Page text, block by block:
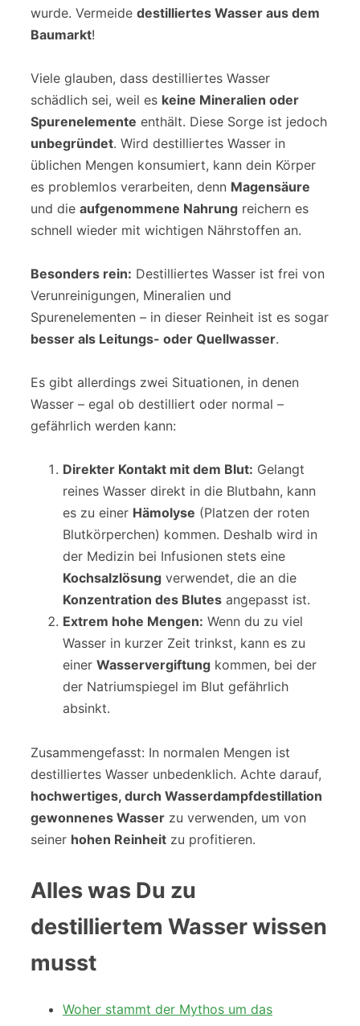
wurde. Vermeide destilliertes Wasser aus dem
Baumarkt!
Viele glauben, dass destilliertes Wasser
schädlich sei, weil es keine Mineralien oder
Spurenelemente enthält. Diese Sorge ist jedoch
unbegründet. Wird destilliertes Wasser in
üblichen Mengen konsumiert, kann dein Körper
es problemlos verarbeiten, denn Magensäure
und die aufgenommene Nahrung reichern es
schnell wieder mit wichtigen Nährstoffen an.
Besonders rein: Destilliertes Wasser ist frei von
Verunreinigungen, Mineralien und
Spurenelementen – in dieser Reinheit ist es sogar
besser als Leitungs- oder Quellwasser.
Es gibt allerdings zwei Situationen, in denen
Wasser – egal ob destilliert oder normal –
gefährlich werden kann:
Direkter Kontakt mit dem Blut: Gelangt
reines Wasser direkt in die Blutbahn, kann
es zu einer Hämolyse (Platzen der roten
Blutkörperchen) kommen. Deshalb wird in
der Medizin bei Infusionen stets eine
Kochsalzlösung verwendet, die an die
Konzentration des Blutes angepasst ist.
Extrem hohe Mengen: Wenn du zu viel
Wasser in kurzer Zeit trinkst, kann es zu
einer Wasservergiftung kommen, bei der
der Natriumspiegel im Blut gefährlich
absinkt.
Zusammengefasst: In normalen Mengen ist
destilliertes Wasser unbedenklich. Achte darauf,
hochwertiges, durch Wasserdampfdestillation
gewonnenes Wasser zu verwenden, um von
seiner hohen Reinheit zu profitieren.
Alles was Du zu
destilliertem Wasser wissen
musst
Woher stammt der Mythos um das